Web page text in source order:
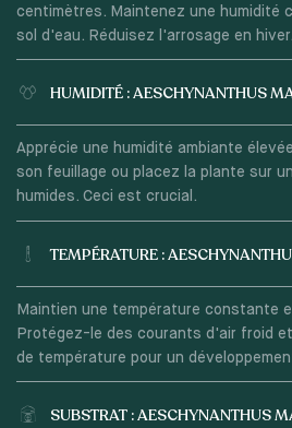
centimètres. Maintenez une humidité
sol d'eau. Réduisez l'arrosage en hiver.
HUMIDITÉ : AESCHYNANTHUS
Apprécie une humidité ambiante
son feuillage ou placez la plante sur
humides. Ceci est crucial.
TEMPÉRATURE :
Maintien une température constante
Protégez-le des courants d'air froid
de température pour un
SUBSTRAT : AESCHYNANTHUS